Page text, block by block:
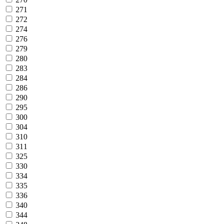
271
272
274
276
279
280
283
284
286
290
295
300
304
310
311
325
330
334
335
336
340
344